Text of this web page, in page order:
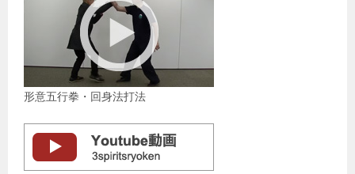
形意五行拳・回身法打法